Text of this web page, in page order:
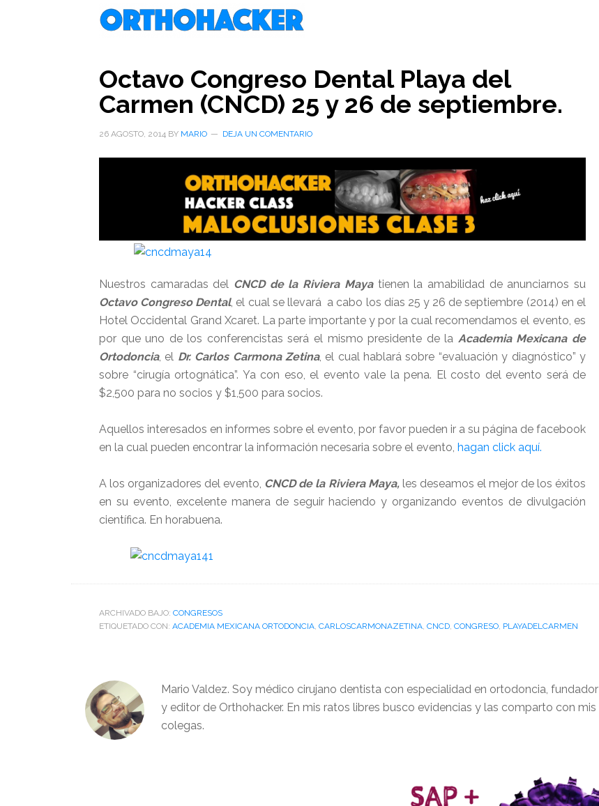
Octavo Congreso Dental Playa del
Carmen (CNCD) 25 y 26 de septiembre.
26 AGOSTO, 2014 BY MARIO DEJA UN COMENTARIO
Nuestros camaradas del CNCD de la Riviera Maya tienen la amabilidad de anunciarnos su
Octavo Congreso Dental, el cual se llevará a cabo los días 25 y 26 de septiembre (2014) en el
Hotel Occidental Grand Xcaret. La parte importante y por la cual recomendamos el evento, es
por que uno de los conferencistas será el mismo presidente de la Academia Mexicana de
Ortodoncia, el Dr. Carlos Carmona Zetina, el cual hablará sobre “evaluación y diagnóstico” y
sobre “cirugía ortognática”. Ya con eso, el evento vale la pena. El costo del evento será de
$2,500 para no socios y $1,500 para socios.
Aquellos interesados en informes sobre el evento, por favor pueden ir a su página de facebook
en la cual pueden encontrar la información necesaria sobre el evento, hagan click aquí.
A los organizadores del evento, CNCD de la Riviera Maya,les deseamos el mejor de los éxitos
en su evento, excelente manera de seguir haciendo y organizando eventos de divulgación
científica. En horabuena.
ARCHIVADO BAJO: CONGRESOS
ETIQUETADO CON: ACADEMIA MEXICANA ORTODONCIA, CARLOSCARMONAZETINA, CNCD, CONGRESO, PLAYADELCARMEN
Mario Valdez. Soy médico cirujano dentista con especialidad en ortodoncia, fundador
y editor de Orthohacker. En mis ratos libres busco evidencias y las comparto con mis
colegas.